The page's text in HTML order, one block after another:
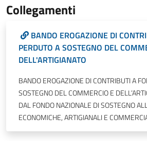
Collegamenti
BANDO EROGAZIONE DI
PERDUTO A SOSTEGNO DEL
DELL'ARTIGIANATO
BANDO EROGAZIONE DI CONTRIBUTI A
SOSTEGNO DEL COMMERCIO E
DAL FONDO NAZIONALE DI SOSTEGNO
ECONOMICHE, ARTIGIANALI E